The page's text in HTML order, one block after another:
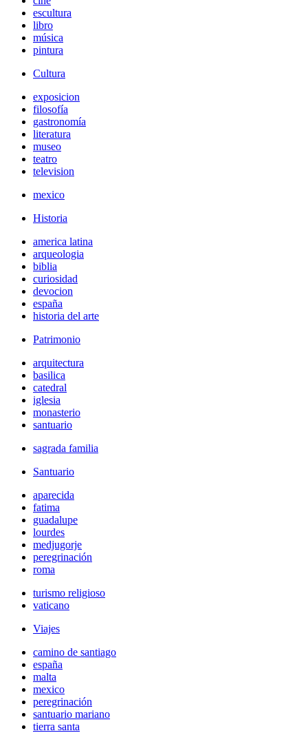
escultura
libro
música
pintura
Cultura
exposicion
filosofía
gastronomía
literatura
museo
teatro
television
mexico
Historia
america latina
arqueologia
biblia
curiosidad
devocion
españa
historia del arte
Patrimonio
arquitectura
basilica
catedral
iglesia
monasterio
santuario
sagrada familia
Santuario
aparecida
fatima
guadalupe
lourdes
medjugorje
peregrinación
roma
turismo religioso
vaticano
Viajes
camino de santiago
españa
malta
mexico
peregrinación
santuario mariano
tierra santa